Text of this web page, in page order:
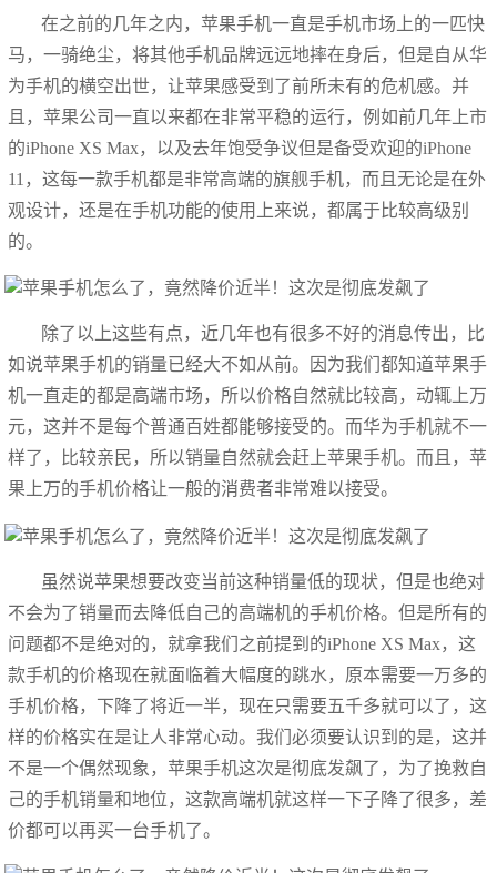
在之前的几年之内，苹果手机一直是手机市场上的一匹快
马，一骑绝尘，将其他手机品牌远远地摔在身后，但是自从华
为手机的横空出世，让苹果感受到了前所未有的危机感。并
且，苹果公司一直以来都在非常平稳的运行，例如前几年上市
的iPhone XS Max，以及去年饱受争议但是备受欢迎的iPhone
11，这每一款手机都是非常高端的旗舰手机，而且无论是在外
观设计，还是在手机功能的使用上来说，都属于比较高级别
的。
除了以上这些有点，近几年也有很多不好的消息传出，比
如说苹果手机的销量已经大不如从前。因为我们都知道苹果手
机一直走的都是高端市场，所以价格自然就比较高，动辄上万
元，这并不是每个普通百姓都能够接受的。而华为手机就不一
样了，比较亲民，所以销量自然就会赶上苹果手机。而且，苹
果上万的手机价格让一般的消费者非常难以接受。
虽然说苹果想要改变当前这种销量低的现状，但是也绝对
不会为了销量而去降低自己的高端机的手机价格。但是所有的
问题都不是绝对的，就拿我们之前提到的iPhone XS Max，这
款手机的价格现在就面临着大幅度的跳水，原本需要一万多的
手机价格，下降了将近一半，现在只需要五千多就可以了，这
样的价格实在是让人非常心动。我们必须要认识到的是，这并
不是一个偶然现象，苹果手机这次是彻底发飙了，为了挽救自
己的手机销量和地位，这款高端机就这样一下子降了很多，差
价都可以再买一台手机了。